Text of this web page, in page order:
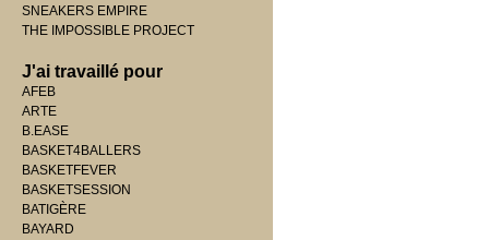
SNEAKERS EMPIRE
THE IMPOSSIBLE PROJECT
J'ai travaillé pour
AFEB
ARTE
B.EASE
BASKET4BALLERS
BASKETFEVER
BASKETSESSION
BATIGÈRE
BAYARD